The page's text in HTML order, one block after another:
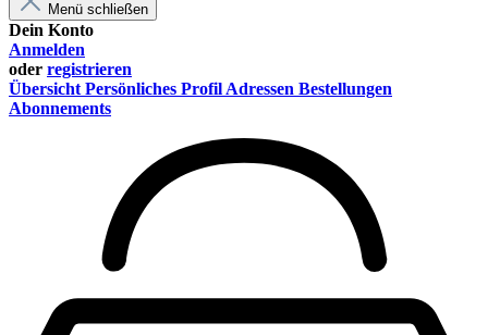
Menü schließen
Dein Konto
Anmelden
oder registrieren
Übersicht Persönliches Profil Adressen Bestellungen
Abonnements